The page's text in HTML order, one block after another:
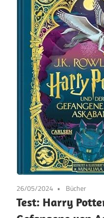
26/05/2024 Bücher
Test: Harry